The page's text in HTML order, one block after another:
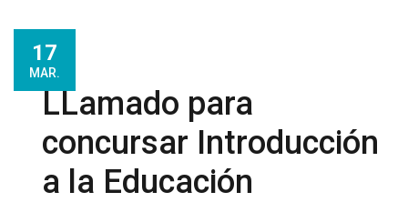
17
MAR.
LLamado para
concursar Introducción
a la Educación